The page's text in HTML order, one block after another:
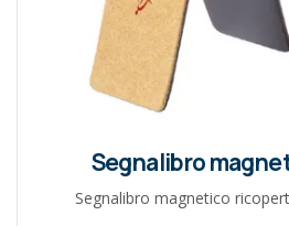
Segnalibro
Segnalibro magnetico